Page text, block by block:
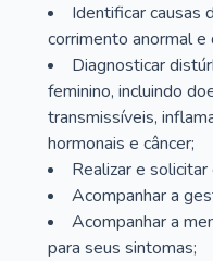
Identificar causas
corrimento anormal
Diagnosticar
feminino, incluindo
transmissíveis,
hormonais e câncer;
Realizar e
Acompanhar a
Acompanhar a
para seus sintomas;